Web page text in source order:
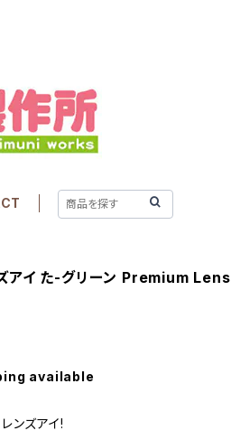
アイ た-グリーン Premium Lens
available
ンズアイ!